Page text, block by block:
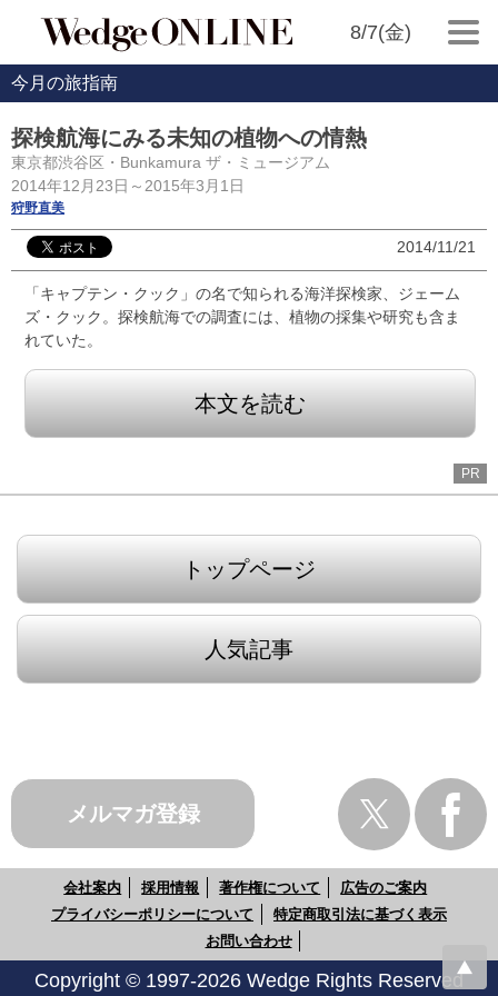
8/7(金)
今月の旅指南
探検航海にみる未知の植物への情熱
東京都渋谷区・Bunkamura ザ・ミュージアム
2014年12月23日～2015年3月1日
狩野直美
2014/11/21
「キャプテン・クック」の名で知られる海洋探検家、ジェーム
ズ・クック。探検航海での調査には、植物の採集や研究も含ま
れていた。
本文を読む
PR
トップページ
人気記事
メルマガ登録
会社案内 採用情報 著作権について
広告のご案内
プライバシーポリシーについて
特定商取引法に基づく表示
お問い合わせ
Copyright © 1997-2026 Wedge Rights Reserved